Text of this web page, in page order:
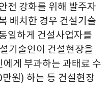
전 강화를 위해 발주자
배치한 경우 건설기술
일하게 건설사업자를
기술인이 건설현장을
게 부과하는 과태료 수
원) 하는 등 건설현장